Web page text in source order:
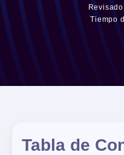
Tiempo
Tabla de